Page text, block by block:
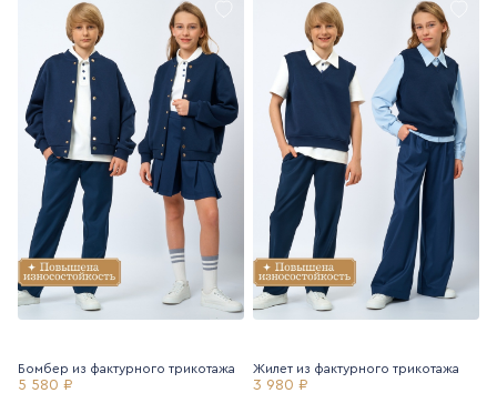
Бомбер из фактурного трикотажа
5 580 ₽
Жилет из фактурного трикотажа
3 980 ₽